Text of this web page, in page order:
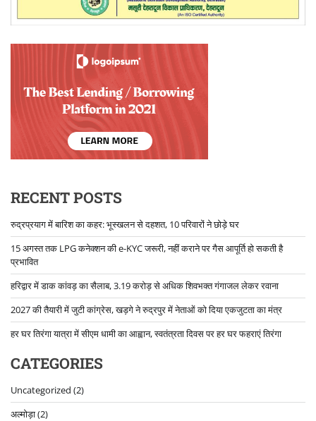
RECENT POSTS
रुद्रप्रयाग में बारिश का कहर: भूस्खलन से दहशत, 10 परिवारों ने छोड़े घर
15 अगस्त तक LPG कनेक्शन की e-KYC जरूरी, नहीं कराने पर गैस आपूर्ति हो सकती है
प्रभावित
हरिद्वार में डाक कांवड़ का सैलाब, 3.19 करोड़ से अधिक शिवभक्त गंगाजल लेकर रवाना
2027 की तैयारी में जुटी कांग्रेस, खड़गे ने रुद्रपुर में नेताओं को दिया एकजुटता का मंत्र
हर घर तिरंगा यात्रा में सीएम धामी का आह्वान, स्वतंत्रता दिवस पर हर घर फहराएं तिरंगा
CATEGORIES
Uncategorized (2)
अल्मोड़ा(2)